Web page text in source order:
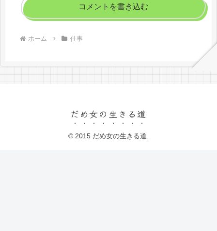
コメントを書き込む
ホーム 仕事
だめ女の生きる道
© 2015 だめ女の生きる道.